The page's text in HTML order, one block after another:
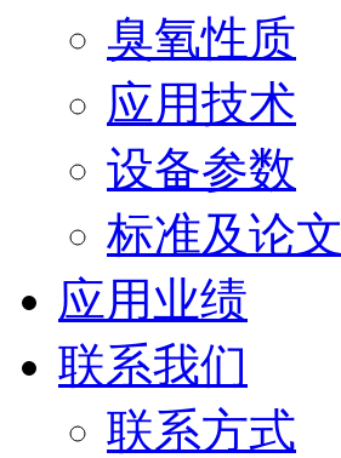
臭氧性质
应用技术
设备参数
标准及论文
应用业绩
联系我们
联系方式